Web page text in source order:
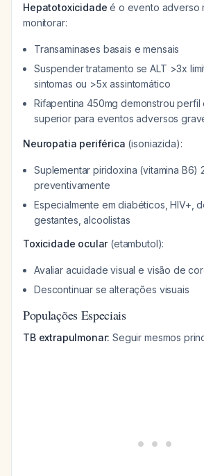
Hepatotoxicidade é o evento adverso
monitorar:
Transaminases basais e mensais
Suspender tratamento se ALT >3x
sintomas ou >5x assintomático
Rifapentina 450mg demonstrou perfil
superior para eventos adversos
Neuropatia periférica (isoniazida):
Suplementar piridoxina (vitamina B6)
preventivamente
Especialmente em diabéticos, HIV+,
gestantes, alcoolistas
Toxicidade ocular(etambutol):
Avaliar acuidade visual e visão de
Descontinuar se alterações visuais
Populações Especiais
TB extrapulmonar: Seguir mesmos